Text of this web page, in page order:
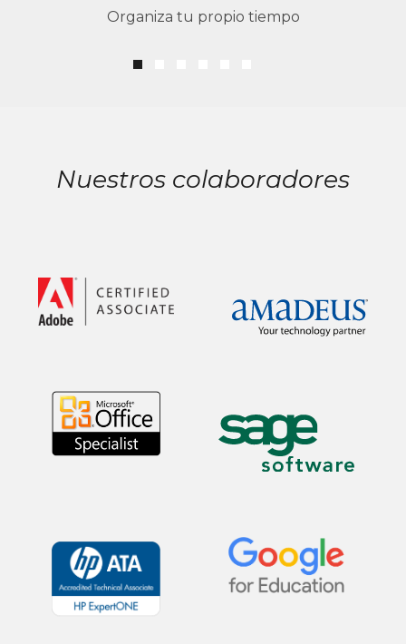
Organiza tu propio tiempo
Nuestros colaboradores